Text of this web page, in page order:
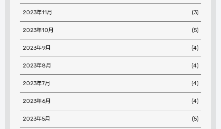
2023年11月 (3)
2023年10月 (5)
2023年9月 (4)
2023年8月 (4)
2023年7月 (4)
2023年6月 (4)
2023年5月 (5)